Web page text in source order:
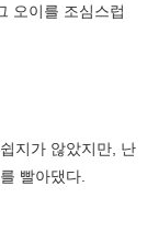
오이를 조심스럽
지가 않았지만, 난
를 빨아댔다.